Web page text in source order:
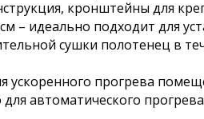
кронштейны для
– идеально подходит для
сушки полотенец в
ускоренного прогрева
автоматического